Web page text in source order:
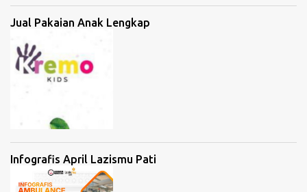
Jual Pakaian Anak Lengkap
Infografis April Lazismu Pati